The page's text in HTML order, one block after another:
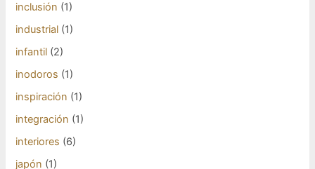
inclusión (1)
industrial (1)
infantil (2)
inodoros (1)
inspiración (1)
integración (1)
interiores (6)
japón (1)